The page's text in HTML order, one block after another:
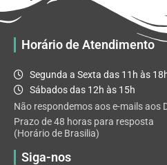
Horário de Atendimento
Segunda a Sexta das 11h às
Sábados das 12h às 15h
Não respondemos aos e-mails aos
Prazo de 48 horas para resposta
(Horário de Brasilia)
Siga-nos